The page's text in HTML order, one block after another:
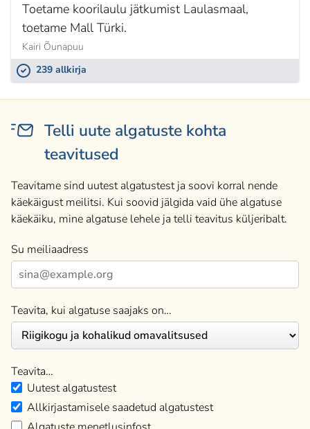
Toetame koorilaulu jätkumist Laulasmaal,
toetame Mall Türki.
Kairi Õunapuu
239 allkirja
Telli uute algatuste kohta
teavitused
Teavitame sind uutest algatustest ja soovi korral nende
käekäigust meilitsi. Kui soovid jälgida vaid ühe algatuse
käekäiku, mine algatuse lehele ja telli teavitus küljeribalt.
Su meiliaadress
Teavita, kui algatuse saajaks on…
Teavita…
Uutest algatustest
Allkirjastamisele saadetud algatustest